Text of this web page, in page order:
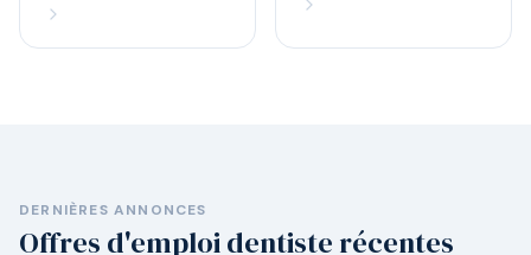
DERNIÈRES ANNONCES
Offres d'emploi dentiste récentes